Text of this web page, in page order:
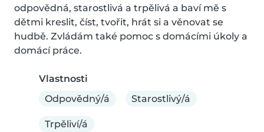
odpovědná, starostlivá a trpělivá a baví mě s
dětmi kreslit, číst, tvořit, hrát si a věnovat se
hudbě. Zvládám také pomoc s domácími úkoly a
domácí práce.
Vlastnosti
Odpovědný/á
Starostlivý/á
Trpěliví/á